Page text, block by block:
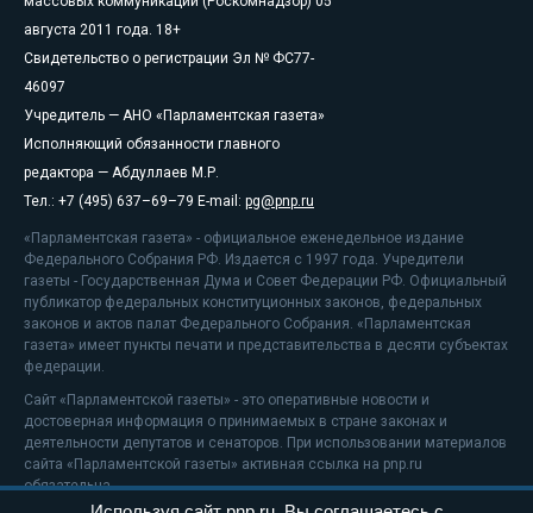
августа 2011 года. 18+
Свидетельство о регистрации Эл № ФС77-
46097
Учредитель — АНО «Парламентская газета»
Исполняющий обязанности главного
редактора — Абдуллаев М.Р.
Тел.: +7 (495) 637–69–79 E-mail: pg@pnp.ru
«Парламентская газета» - официальное еженедельное издание
Федерального Собрания РФ. Издается с 1997 года. Учредители
газеты - Государственная Дума и Совет Федерации РФ. Официальный
публикатор федеральных конституционных законов, федеральных
законов и актов палат Федерального Собрания. «Парламентская
газета» имеет пункты печати и представительства в десяти субъектах
федерации.
Сайт «Парламентской газеты» - это оперативные новости и
достоверная информация о принимаемых в стране законах и
деятельности депутатов и сенаторов. При использовании материалов
сайта «Парламентской газеты» активная ссылка на pnp.ru
обязательна.